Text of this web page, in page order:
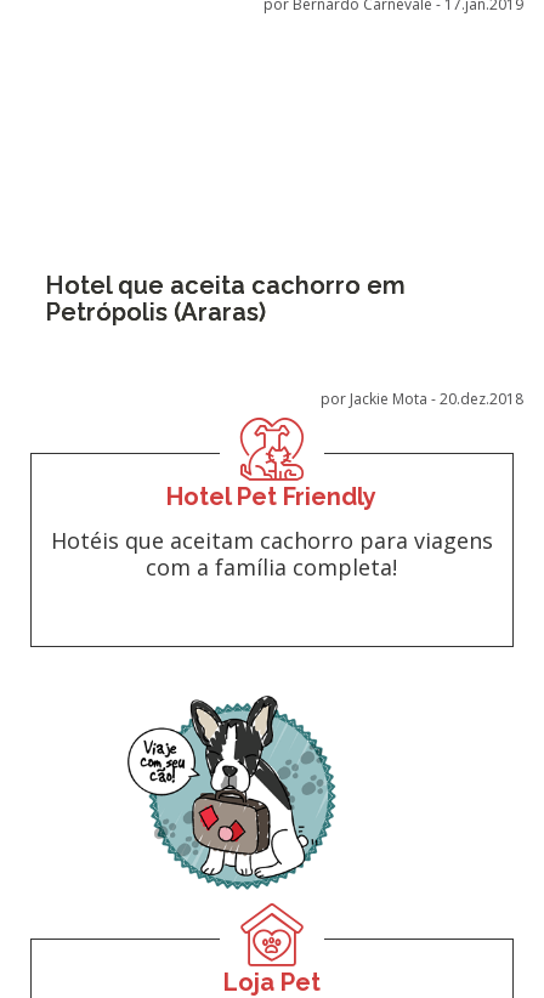
por Bernardo Carnevale - 17.jan.2019
Hotel que aceita cachorro em
Petrópolis (Araras)
por Jackie Mota -20.dez.2018
Hotel Pet Friendly
Hotéis que aceitam cachorro para viagens
com a família completa!
Loja Pet